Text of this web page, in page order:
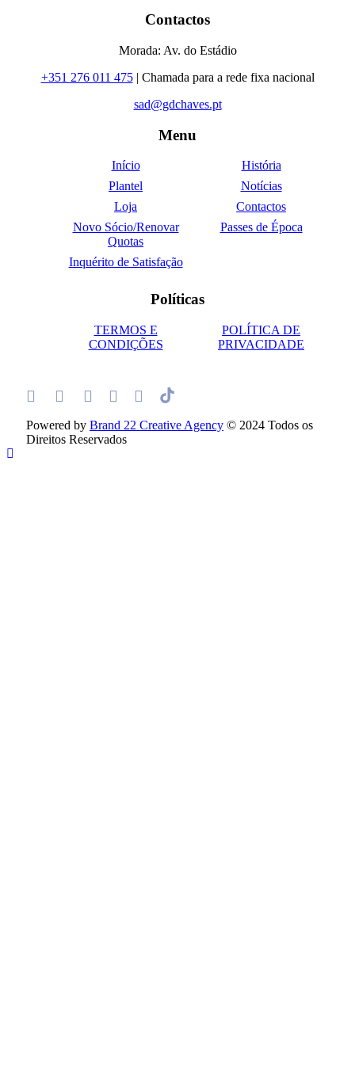
Contactos
Morada: Av. do Estádio
+351 276 011 475| Chamada para a rede fixa nacional
sad@gdchaves.pt
Menu
Início
História
Plantel
Notícias
Loja
Contactos
Novo Sócio/Renovar
Quotas
Passes de Época
Inquérito de Satisfação
Políticas
TERMOS E
CONDIÇÕES
POLÍTICA DE
PRIVACIDADE
Powered by Brand 22 Creative Agency © 2024 Todos os
Direitos Reservados